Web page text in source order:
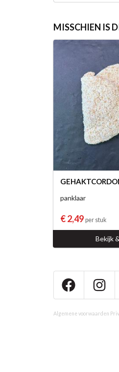
MISSCHIEN IS
panklaar
€ 2,49 per stuk
Bekijk
Algemene voorwaarden